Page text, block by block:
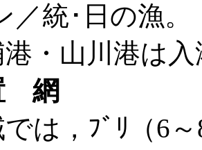
／統･日の漁。
・山川港は入
網
は，ﾌﾞﾘ（6